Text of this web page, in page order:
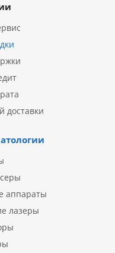
доставки
аппараты
лазеры